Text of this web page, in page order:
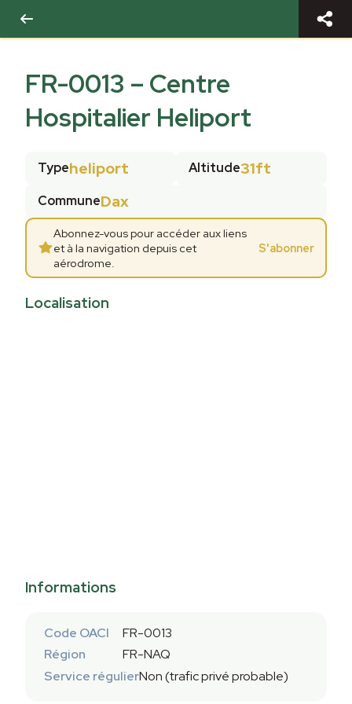
FR-0013 – Centre
Hospitalier Heliport
Typeheliport Altitude31ft
CommuneDax
Abonnez-vous pour accéder aux liens
et à la navigation depuis cet
aérodrome.
S'abonner
Localisation
Informations
Code OACI
FR-0013
Région
FR-NAQ
Service régulierNon (trafic privé probable)